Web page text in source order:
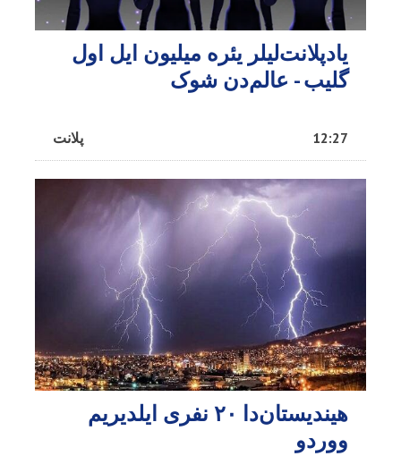
یادپلانت‌لیلر یئره میلیون ایل اول
گلیب - عالم‌دن شوک
پلانت 12:27
هیندیستان‌دا ۲۰ نفری ایلدیریم
ووردو